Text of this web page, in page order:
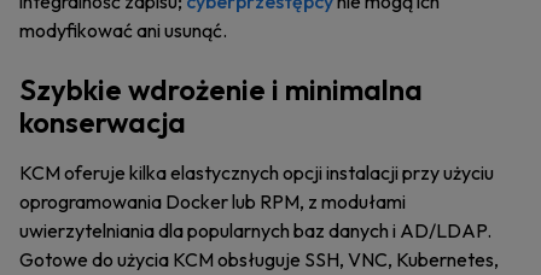
modyfikować ani usunąć.
Szybkie wdrożenie i minimalna
konserwacja
KCM oferuje kilka elastycznych opcji instalacji przy użyciu
oprogramowania Docker lub RPM, z modułami
uwierzytelniania dla popularnych baz danych i AD/LDAP.
Gotowe do użycia KCM obsługuje SSH, VNC, Kubernetes,